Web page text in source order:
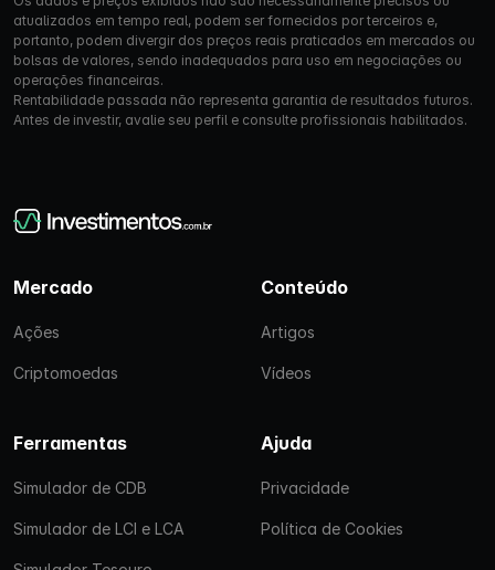
atualizados em tempo real, podem ser fornecidos por terceiros e,
portanto, podem divergir dos preços reais praticados em mercados ou
bolsas de valores, sendo inadequados para uso em negociações ou
operações financeiras.
Rentabilidade passada não representa garantia de resultados futuros.
Antes de investir, avalie seu perfil e consulte profissionais habilitados.
Mercado
Ações
Criptomoedas
Conteúdo
Artigos
Vídeos
Ferramentas
Simulador de CDB
Simulador de LCI e LCA
Ajuda
Privacidade
Política de Cookies